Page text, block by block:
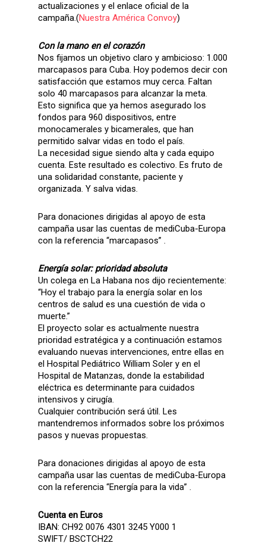
actualizaciones y el enlace oficial de la
campaña.(Nuestra América Convoy)
Con la mano en el corazón­
­Nos fijamos un objetivo claro y ambicioso: 1.000
marcapasos para Cuba. Hoy podemos decir con
satisfacción que estamos muy cerca. Faltan
solo 40 marcapasos para alcanzar la meta.
Esto significa que ya hemos asegurado los
fondos para 960 dispositivos, entre
monocamerales y bicamerales, que han
permitido salvar vidas en todo el país.
La necesidad sigue siendo alta y cada equipo
cuenta. Este resultado es colectivo. Es fruto de
una solidaridad constante, paciente y
organizada. Y salva vidas.
Para donaciones dirigidas al apoyo de esta
campaña usar las cuentas de mediCuba-Europa
con la referencia “marcapasos” .
Energía solar: prioridad absoluta
Un colega en La Habana nos dijo recientemente:
“Hoy el trabajo para la energía solar en los
centros de salud es una cuestión de vida o
muerte.”
El proyecto solar es actualmente nuestra
prioridad estratégica y a continuación estamos
evaluando nuevas intervenciones, entre ellas en
el Hospital Pediátrico William Soler y en el
Hospital de Matanzas, donde la estabilidad
eléctrica es determinante para cuidados
intensivos y cirugía.
Cualquier contribución será útil. Les
mantendremos informados sobre los próximos
pasos y nuevas propuestas.
Para donaciones dirigidas al apoyo de esta
campaña usar las cuentas de mediCuba-Europa
con la referencia “Energía para la vida” .
Cuenta en Euros
IBAN: CH92 0076 4301 3245 Y000 1
SWIFT/ BSCTCH22